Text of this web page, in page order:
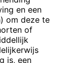
en een
om deze te
of
is, een